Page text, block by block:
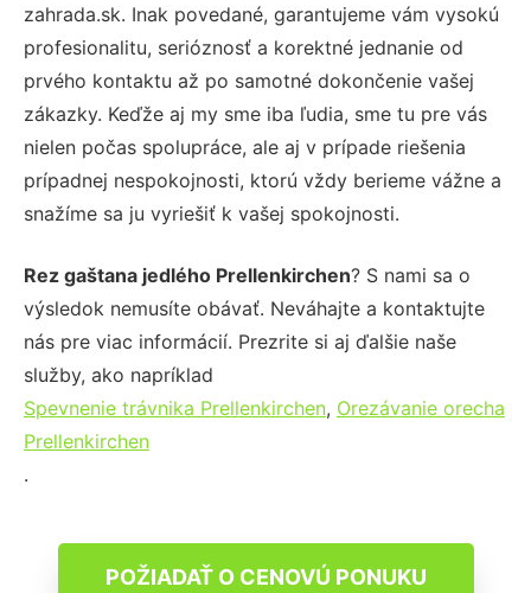
zahrada.sk. Inak povedané, garantujeme vám vysokú
profesionalitu, serióznosť a korektné jednanie od
prvého kontaktu až po samotné dokončenie vašej
zákazky. Keďže aj my sme iba ľudia, sme tu pre vás
nielen počas spolupráce, ale aj v prípade riešenia
prípadnej nespokojnosti, ktorú vždy berieme vážne a
snažíme sa ju vyriešiť k vašej spokojnosti.
Rez gaštana jedlého Prellenkirchen? S nami sa o
výsledok nemusíte obávať. Neváhajte a kontaktujte
nás pre viac informácií. Prezrite si aj ďalšie naše
služby, ako napríklad
Spevnenie trávnika Prellenkirchen, Orezávanie orecha
Prellenkirchen
.
POŽIADAŤ O CENOVÚ PONUKU